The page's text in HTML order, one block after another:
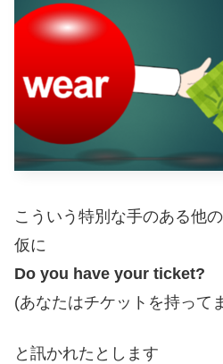
こういう特別な手のある他の
仮に
Do you have your ticket?
(あなたはチケットを持って
と訊かれたとします